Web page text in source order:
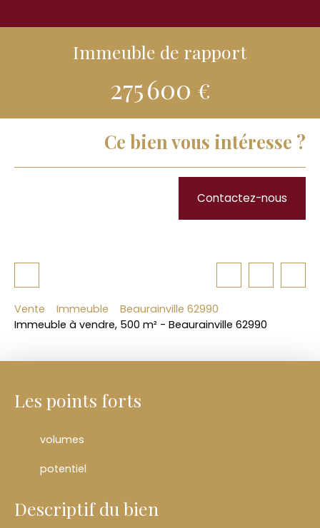
Immeuble de rapport
275 600 €
Ce bien vous intéresse ?
Contactez-nous
Vente Immeuble
Beaurainville 62990
Immeuble à vendre, 500 m² - Beaurainville 62990
Les points forts
volumes
potentiel
Descriptif du bien